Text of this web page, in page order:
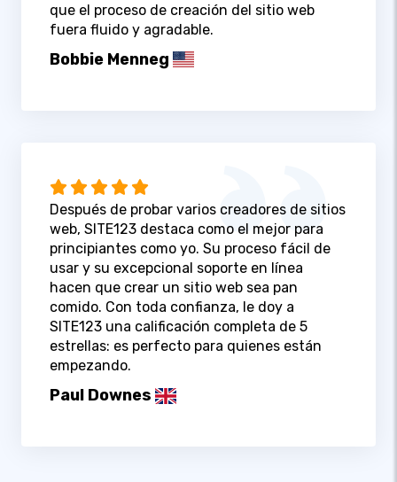
que el proceso de creación del sitio web
fuera fluido y agradable.
Bobbie Menneg
Después de probar varios creadores de sitios
web, SITE123 destaca como el mejor para
principiantes como yo. Su proceso fácil de
usar y su excepcional soporte en línea
hacen que crear un sitio web sea pan
comido. Con toda confianza, le doy a
SITE123 una calificación completa de 5
estrellas: es perfecto para quienes están
empezando.
Paul Downes